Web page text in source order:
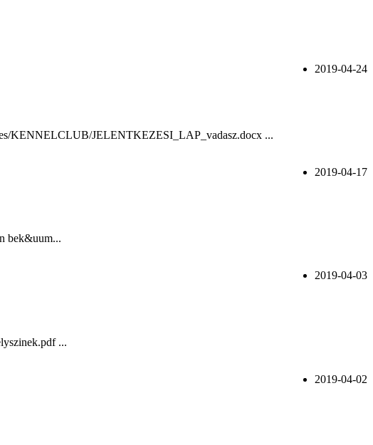
2019-04-24
KENNELCLUB/JELENTKEZESI_LAP_vadasz.docx ...
2019-04-17
bek&uum...
2019-04-03
...
2019-04-02